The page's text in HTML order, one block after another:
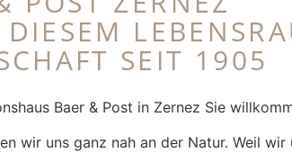
SEIT 1905
Baer & Post in Zernez Sie
wir uns ganz nah an der Natur. Weil